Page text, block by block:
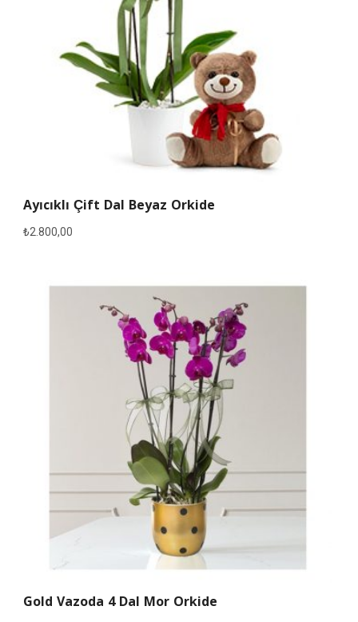
Ayıcıklı Çift Dal Beyaz Orkide
₺2.800,00
Gold Vazoda 4 Dal Mor Orkide